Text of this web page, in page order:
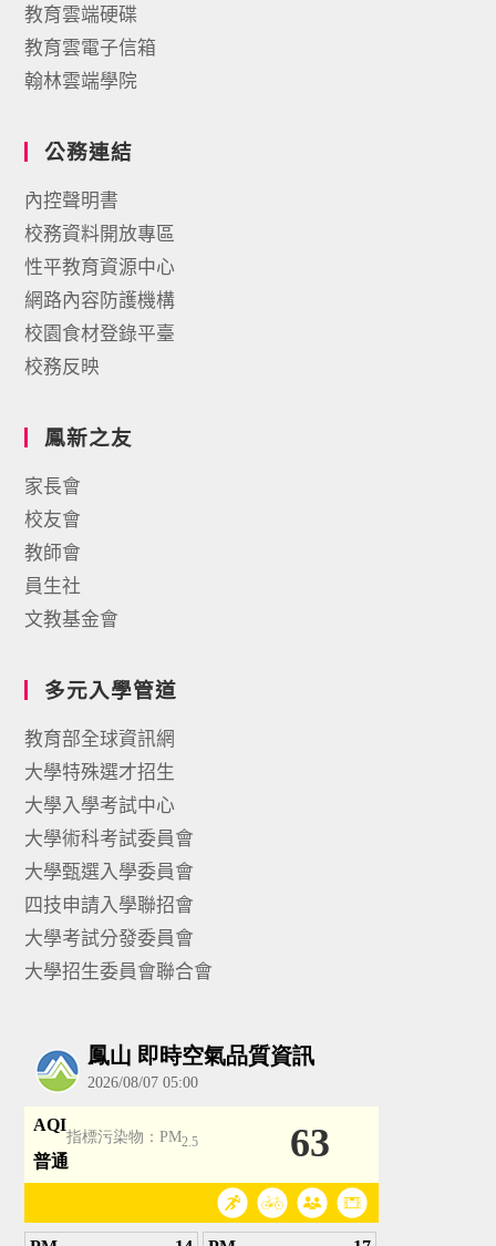
教育雲端硬碟
教育雲電子信箱
翰林雲端學院
公務連結
內控聲明書
校務資料開放專區
性平教育資源中心
網路內容防護機構
校園食材登錄平臺
校務反映
鳳新之友
家長會
校友會
教師會
員生社
文教基金會
多元入學管道
教育部全球資訊網
大學特殊選才招生
大學入學考試中心
大學術科考試委員會
大學甄選入學委員會
四技申請入學聯招會
大學考試分發委員會
大學招生委員會聯合會